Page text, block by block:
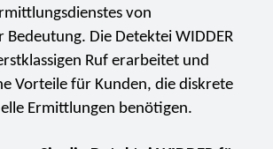
von
Bedeutung. Die Detektei WIDDER
Ruf erarbeitet und
Vorteile für Kunden, die diskrete
Ermittlungen benötigen.